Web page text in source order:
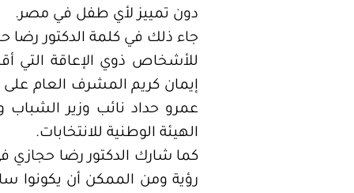
دون تمييز لأي طفل في مصر.
جاء ذلك في كلمة الدكتور رضا
للأشخاص ذوي الإعاقة التي
إيمان كريم المشرف العام على
عمرو حداد نائب وزير الشباب
الهيئة الوطنية للانتخابات.
كما شارك الدكتور رضا حجازي
رؤية ومن الممكن أن يكونوا